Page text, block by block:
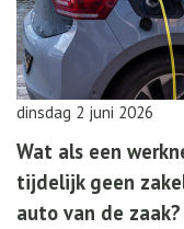
dinsdag 2 juni 2026
Wat als een
tijdelijk geen
auto van de zaak?